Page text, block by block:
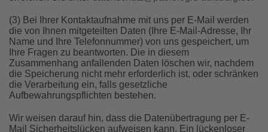
(3) Bei Ihrer Kontaktaufnahme mit uns per E-Mail werden
die von Ihnen mitgeteilten Daten (Ihre E-Mail-Adresse, Ihr
Name und Ihre Telefonnummer) von uns gespeichert, um
Ihre Fragen zu beantworten. Die in diesem
Zusammenhang anfallenden Daten löschen wir, nachdem
die Speicherung nicht mehr erforderlich ist, oder schränken
die Verarbeitung ein, falls gesetzliche
Aufbewahrungspflichten bestehen.
Wir weisen darauf hin, dass die Datenübertragung per E-
Mail Sicherheitslücken aufweisen kann. Ein lückenloser